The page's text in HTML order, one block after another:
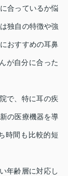
合っているか悩
独自の特徴や強
おすすめの耳鼻
が自分に合った
で、特に耳の疾
の医療機器を導
時間も比較的短
年齢層に対応し